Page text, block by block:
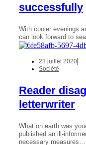
successfully
With cooler evenings
can look forward to
23 juillet 2020
Société
Reader
letterwriter
What on earth was
published an ill-
necessary measures…